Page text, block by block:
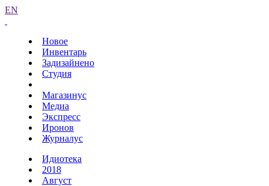
EN
Новое
Инвентарь
Задизайнено
Студия
Магазинус
Медиа
Экспресс
Иронов
Журналус
Идиотека
2018
Август